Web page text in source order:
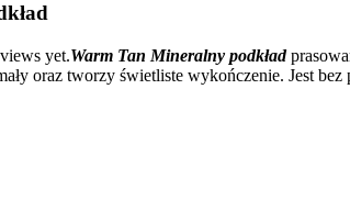
yet.Warm Tan Mineralny podkład
oraz tworzy świetliste wykończenie. Jest